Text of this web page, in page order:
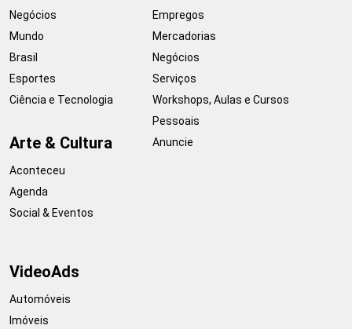
Negócios
Mundo
Brasil
Esportes
Ciência e Tecnologia
Arte & Cultura
Aconteceu
Agenda
Social & Eventos
Empregos
Mercadorias
Negócios
Serviços
Workshops, Aulas e Cursos
Pessoais
Anuncie
VideoAds
Automóveis
Imóveis